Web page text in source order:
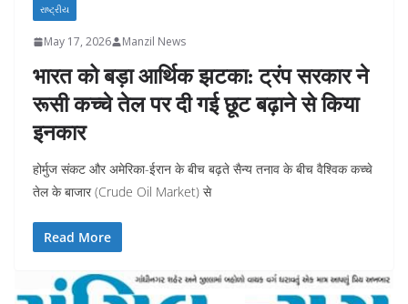
રાષ્ટ્રીય
May 17, 2026 Manzil News
भारत को बड़ा आर्थिक झटका: ट्रंप सरकार ने
रूसी कच्चे तेल पर दी गई छूट बढ़ाने से किया
इनकार
होर्मुज संकट और अमेरिका-ईरान के बीच बढ़ते सैन्य तनाव के बीच वैश्विक कच्चे
तेल के बाजार (Crude Oil Market) से
Read More